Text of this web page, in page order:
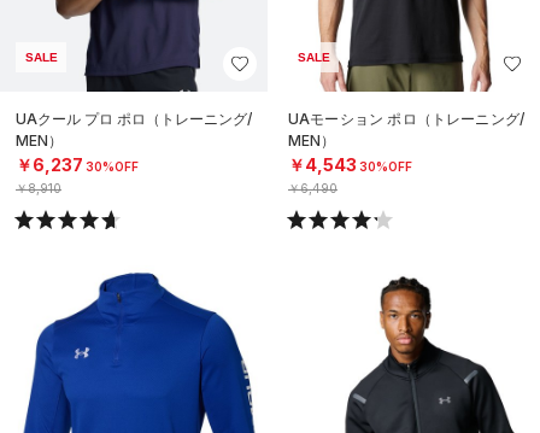
SALE
UAクール プロ ポロ（トレーニング/
MEN）
￥6,237 30%OFF
￥8,910
SALE
UAモーション ポロ（トレーニング/
MEN）
￥4,543 30%OFF
￥6,490